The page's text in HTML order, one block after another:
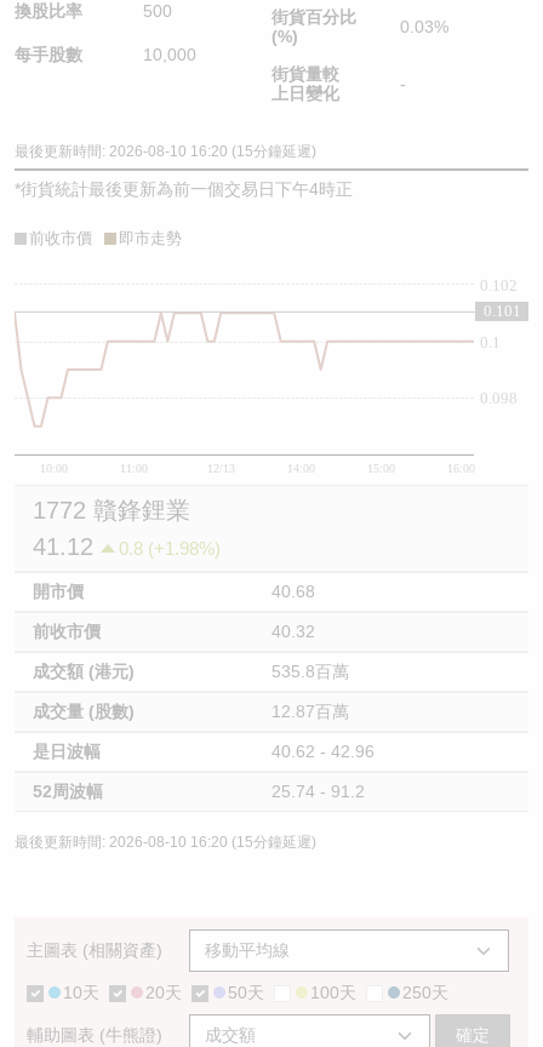
換股比率 500
每手股數 10,000
街貨百分比
(%)
0.03%
街貨量較
上日變化
-
最後更新時間: 2026-08-10 16:20 (15分鐘延遲)
*街貨統計最後更新為前一個交易日下午4時正
前收市價 即市走勢
10:00 11:00 12/13 14:00 15:00 16:00
0.098
0.1
0.102
0.101
1772 贛鋒鋰業
41.12
0.8 (+1.98%)
開市價 40.68
前收市價 40.32
成交額 (港元) 535.8百萬
成交量 (股數) 12.87百萬
是日波幅 40.62 - 42.96
52周波幅 25.74 - 91.2
最後更新時間: 2026-08-10 16:20 (15分鐘延遲)
主圖表 (相關資產)
10天 20天 50天 100天 250天
輔助圖表 (牛熊證) 確定